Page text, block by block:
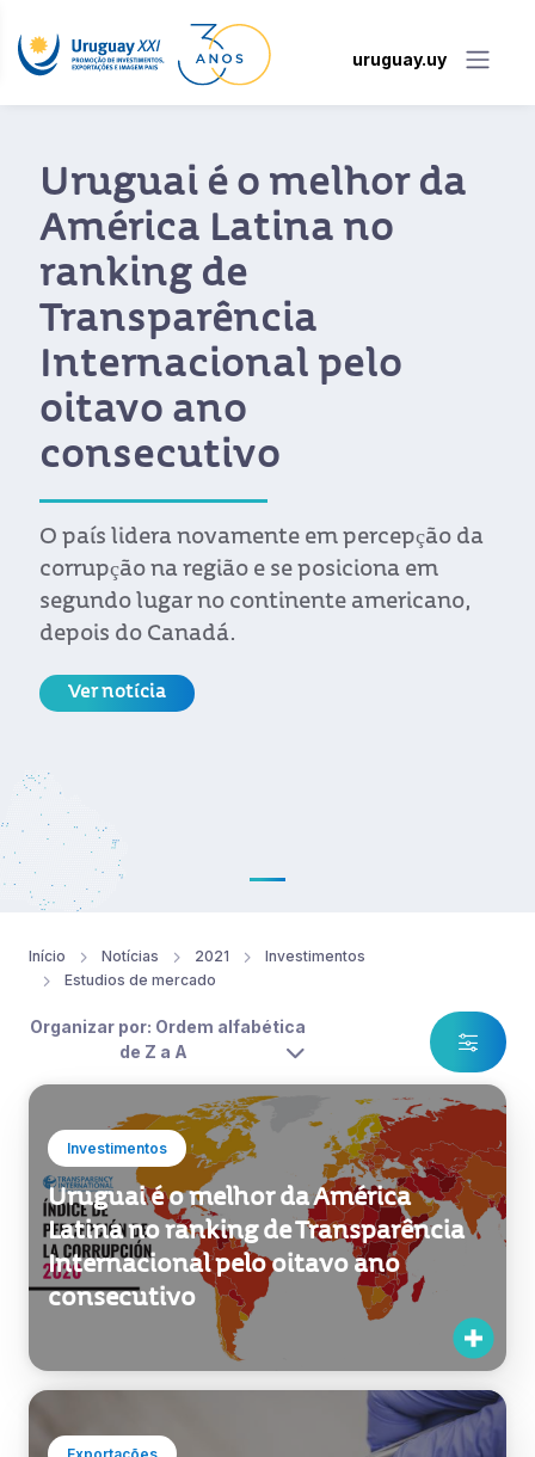
uruguay.uy
Uruguai é o melhor da
América Latina no
ranking de
Transparência
Internacional pelo
oitavo ano
consecutivo
O país lidera novamente em percepção da
corrupção na região e se posiciona em
segundo lugar no continente americano,
depois do Canadá.
Ver notícia
Início Notícias 2021
Investimentos
Estudios de mercado
Organizar por: Ordem alfabética
de Z a A
Investimentos
Uruguai é o melhor da América
Latina no ranking de Transparência
Internacional pelo oitavo ano
consecutivo